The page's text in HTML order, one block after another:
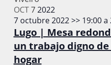
OCT72022
7 octubre 2022 >> 19:00a
Lugo | Mesa
un trabajo digno
hogar